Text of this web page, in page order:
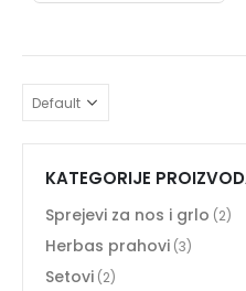
KATEGORIJE
Sprejevi za nos i grlo (2)
Herbas prahovi (3)
Setovi (2)